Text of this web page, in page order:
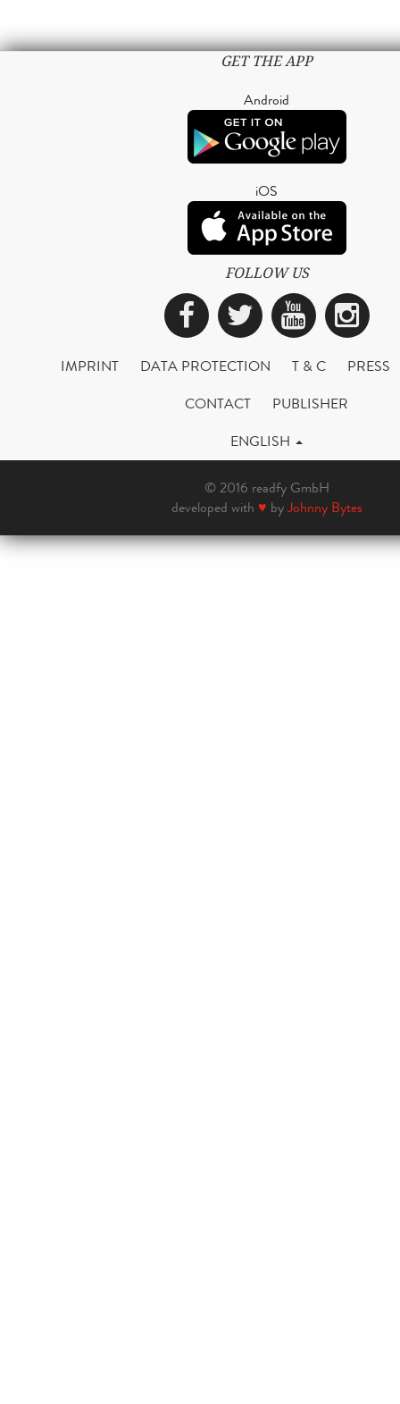
GET THE APP
Android
iOS
FOLLOW US
Facebook
Twitter
IMPRINT DATA PROTECTION T & C
PRESS
CONTACT
PUBLISHER
ENGLISH
© 2016 readfy GmbH
developed with ♥ byJohnny Bytes